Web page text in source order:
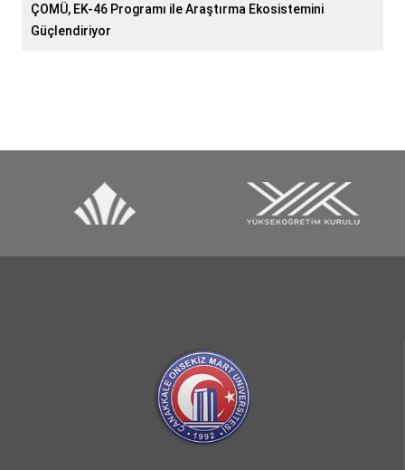
ÇOMÜ, EK-46 Programı ile Araştırma Ekosistemini
Güçlendiriyor